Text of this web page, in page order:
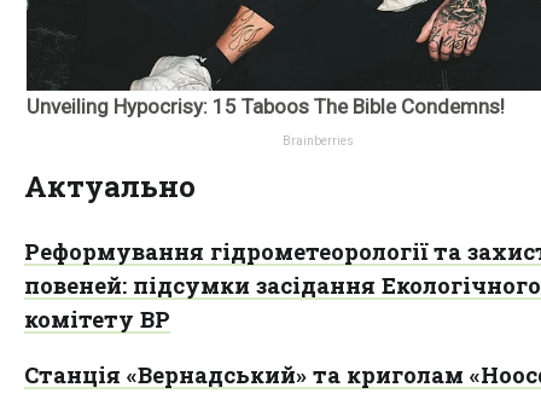
Актуально
Реформування гідрометеорології та
повеней: підсумки засідання Екологічного
комітету ВР
Станція «Вернадський» та криголам